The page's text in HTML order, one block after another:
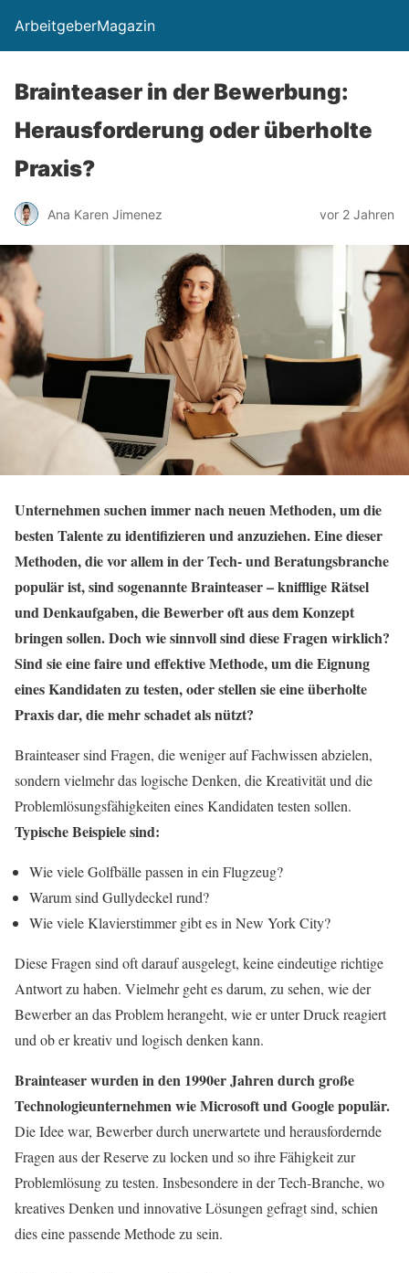
ArbeitgeberMagazin
Brainteaser in der Bewerbung:
Herausforderung oder überholte
Praxis?
Ana Karen Jimenez vor 2 Jahren
Unternehmen suchen immer nach neuen Methoden, um die
besten Talente zu identifizieren und anzuziehen. Eine dieser
Methoden, die vor allem in der Tech- und Beratungsbranche
populär ist, sind sogenannte Brainteaser – knifflige Rätsel
und Denkaufgaben, die Bewerber oft aus dem Konzept
bringen sollen. Doch wie sinnvoll sind diese Fragen wirklich?
Sind sie eine faire und effektive Methode, um die Eignung
eines Kandidaten zu testen, oder stellen sie eine überholte
Praxis dar, die mehr schadet als nützt?
Brainteaser sind Fragen, die weniger auf Fachwissen abzielen,
sondern vielmehr das logische Denken, die Kreativität und die
Problemlösungsfähigkeiten eines Kandidaten testen sollen.
Typische Beispiele sind:
Wie viele Golfbälle passen in ein Flugzeug?
Warum sind Gullydeckel rund?
Wie viele Klavierstimmer gibt es in New York City?
Diese Fragen sind oft darauf ausgelegt, keine eindeutige richtige
Antwort zu haben. Vielmehr geht es darum, zu sehen, wie der
Bewerber an das Problem herangeht, wie er unter Druck reagiert
und ob er kreativ und logisch denken kann.
Brainteaser wurden in den 1990er Jahren durch große
Technologieunternehmen wie Microsoft und Google populär.
Die Idee war, Bewerber durch unerwartete und herausfordernde
Fragen aus der Reserve zu locken und so ihre Fähigkeit zur
Problemlösung zu testen. Insbesondere in der Tech-Branche, wo
kreatives Denken und innovative Lösungen gefragt sind, schien
dies eine passende Methode zu sein.